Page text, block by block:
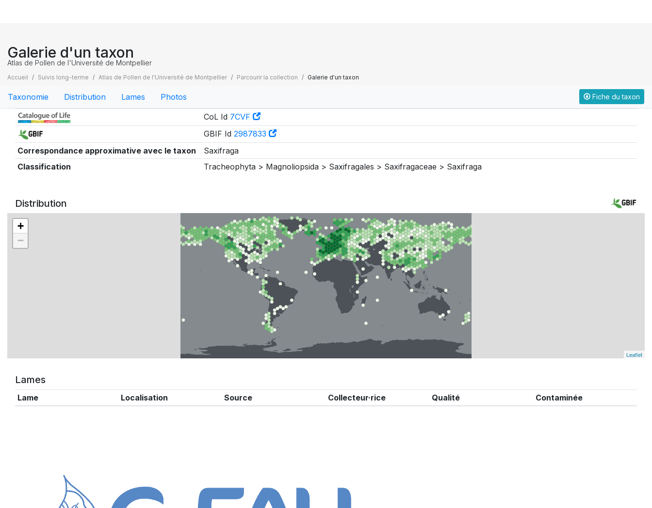
Galerie d'un taxon
Atlas de Pollen de l'Université de Montpellier
Accueil Suivis long-terme Atlas de Pollen de l'Université de Montpellier Parcourir la collection Galerie d'un taxon
Taxonomie Distribution Lames Photos Fiche du taxon
Taxonomie
CoL Id 7CVF
GBIF Id 2987833
Correspondance approximative avec le taxon
Saxifraga
Classification
Tracheophyta > Magnoliopsida > Saxifragales > Saxifragaceae > Saxifraga
Distribution
+
−
Leaflet
Lames
Lame Localisation Source Collecteur·rice Qualité Contaminée